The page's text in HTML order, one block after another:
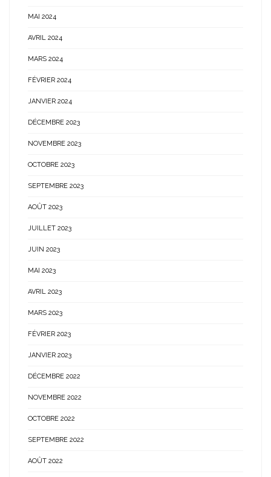
MAI 2024
AVRIL 2024
MARS 2024
FÉVRIER 2024
JANVIER 2024
DÉCEMBRE 2023
NOVEMBRE 2023
OCTOBRE 2023
SEPTEMBRE 2023
AOÛT 2023
JUILLET 2023
JUIN 2023
MAI 2023
AVRIL 2023
MARS 2023
FÉVRIER 2023
JANVIER 2023
DÉCEMBRE 2022
NOVEMBRE 2022
OCTOBRE 2022
SEPTEMBRE 2022
AOÛT 2022